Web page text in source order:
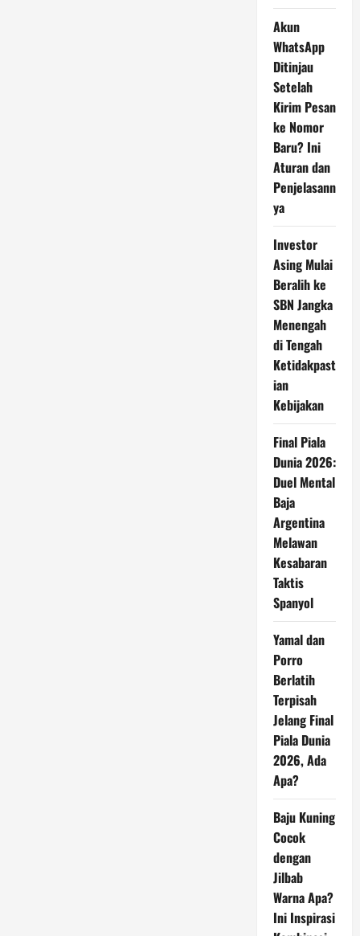
Akun
WhatsApp
Ditinjau
Setelah
Kirim Pesan
ke Nomor
Baru? Ini
Aturan dan
Penjelasann
ya
Investor
Asing Mulai
Beralih ke
SBN Jangka
Menengah
di Tengah
Ketidakpast
ian
Kebijakan
Final Piala
Dunia 2026:
Duel Mental
Baja
Argentina
Melawan
Kesabaran
Taktis
Spanyol
Yamal dan
Porro
Berlatih
Terpisah
Jelang Final
Piala Dunia
2026, Ada
Apa?
Baju Kuning
Cocok
dengan
Jilbab
Warna Apa?
Ini Inspirasi